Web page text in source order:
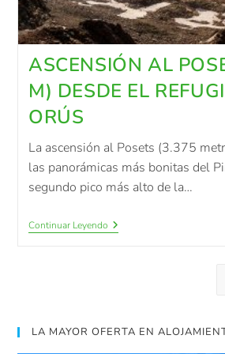
ASCENSIÓN AL
M) DESDE EL
ORÚS
La ascensión al Posets (3.375
las panorámicas más bonitas del
segundo pico más alto de la…
Continuar Leyendo
LA MAYOR OFERTA EN